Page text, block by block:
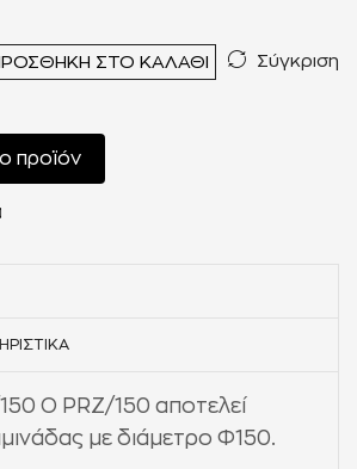
ΣΤΟ ΚΑΛΆΘΙ Σύγκριση
προϊόν
Ο PRZ/150 αποτελεί
με διάμετρο Φ150.